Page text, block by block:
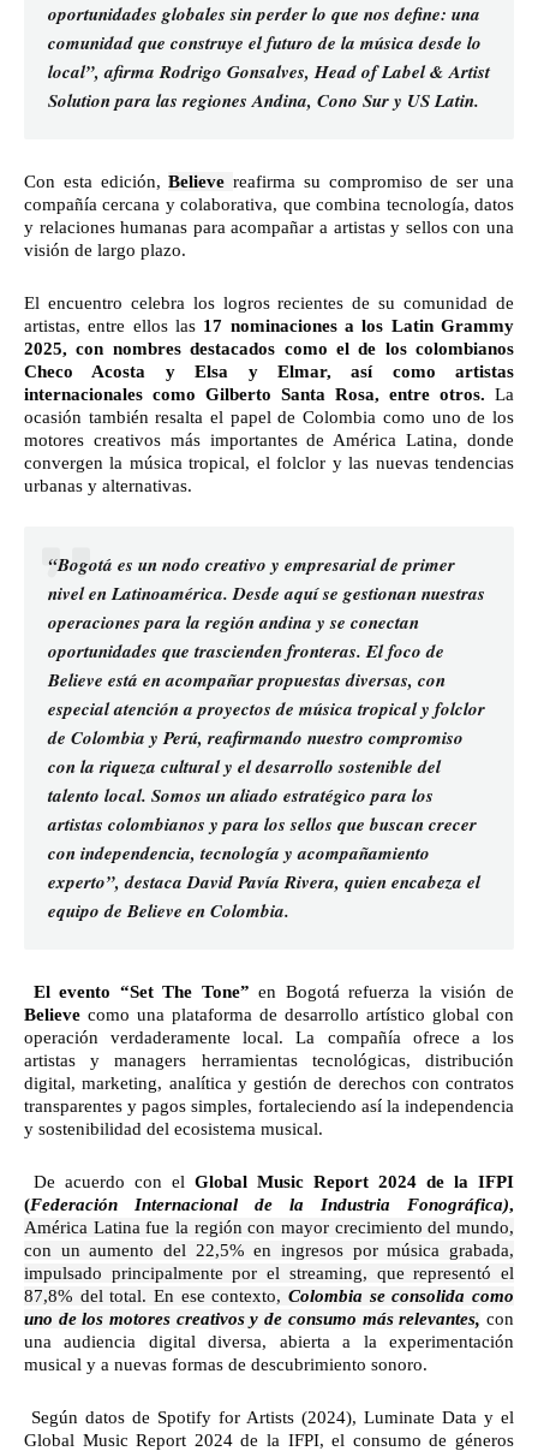
oportunidades globales sin perder lo que nos define: una
comunidad que construye el futuro de la música desde lo
local”,afirma Rodrigo Gonsalves, Head of Label & Artist
Solution para las regiones Andina, Cono Sur y US Latin.
Con esta edición,Believereafirma su compromiso de ser una
compañía cercana y colaborativa, que combina tecnología, datos
y relaciones humanas para acompañar a artistas y sellos con una
visión de largo plazo.
El encuentro celebra los logrosrecientes de su comunidad de
artistas, entre ellos las 17 nominaciones a los Latin Grammy
2025, con nombres destacados como el de los colombianos
Checo Acosta y Elsa y Elmar, así como artistas
internacionales como Gilberto Santa Rosa, entre otros. La
ocasión también resalta el papel de Colombia como uno de los
motores creativos más importantes de América Latina, donde
convergen la música tropical, el folclor y las nuevas tendencias
urbanas y alternativas.
“Bogotá es un nodo creativo y empresarial de primer
nivel en Latinoamérica. Desde aquí se gestionan nuestras
operaciones para la región andina y se conectan
oportunidades que trascienden fronteras. El foco de
Believe está en acompañar propuestas diversas, con
especial atención a proyectos de música tropical y folclor
de Colombia y Perú, reafirmando nuestro compromiso
con la riqueza cultural y el desarrollo sostenible del
talento local. Somos un aliado estratégico para los
artistas colombianos y para los sellos que buscan crecer
con independencia, tecnología y acompañamiento
experto”,destaca David Pavía Rivera, quien encabeza el
equipo de Believe en Colombia.
El evento “Set The Tone” en Bogotá refuerza la visión de
Believe como una plataforma de desarrollo artístico global con
operación verdaderamente local. La compañía ofrece a los
artistas y managers herramientas tecnológicas, distribución
digital, marketing, analítica y gestión de derechos con contratos
transparentes y pagos simples, fortaleciendo así la independencia
y sostenibilidad del ecosistema musical.
De acuerdo con el Global Music Report 2024 de la IFPI
(Federación Internacional de la Industria Fonográfica),
América Latina fue la región con mayor crecimiento del mundo,
con un aumento del 22,5% en ingresos por música grabada,
impulsado principalmente por el streaming, que representó el
87,8% del total. En ese contexto, Colombia se consolida como
uno de los motores creativos y de consumo más relevantes, con
una audiencia digital diversa, abierta a la experimentación
musical y a nuevas formas de descubrimiento sonoro.
Según datos de Spotify for Artists (2024), Luminate Data y el
Global Music Report 2024 de la IFPI, el consumo de géneros